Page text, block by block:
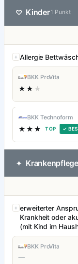
♡ Kinder1 Punkt
Allergie
BKK ProVita
★★ ★
BKK Technoform
★★★ TOP ✓
✦
erweiterter
Krankheit oder
(mit Kind im
BKK ProVita
—